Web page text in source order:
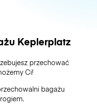
Keplerplatz
przechować
Ci!
bagażu